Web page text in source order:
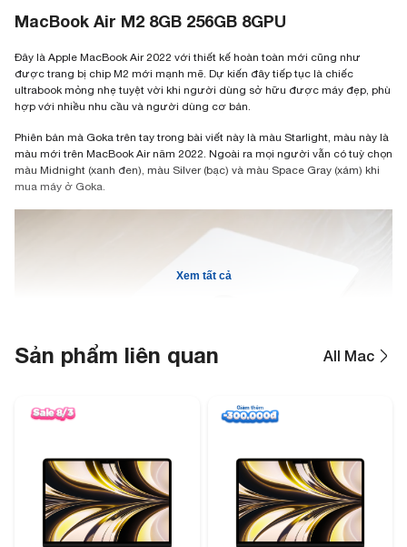
MacBook Air M2 8GB 256GB 8GPU
Đây là Apple MacBook Air 2022 với thiết kế hoàn toàn mới cũng như
được trang bị chip M2 mới mạnh mẽ. Dự kiến đây tiếp tục là chiếc
ultrabook mỏng nhẹ tuyệt vời khi người dùng sở hữu được máy đẹp, phù
hợp với nhiều nhu cầu và người dùng cơ bản.
Phiên bản mà Goka trên tay trong bài viết này là màu Starlight, màu này là
màu mới trên MacBook Air năm 2022. Ngoài ra mọi người vẫn có tuỳ chọn
màu Midnight (xanh đen), màu Silver (bạc) và màu Space Gray (xám) khi
mua máy ở Goka.
Mình sẽ chia sẻ về thiết kế và cảm nhận nhanh khi được trên tay một chút,
chỉ biết diễn ta bằng một từ là rất đẹp! Cũng như máy vẫn giữ được giá
trị mỏng nhẹ của một chiếc MacBook Air.
Xem tất cả
Sản phẩm liên quan All Mac